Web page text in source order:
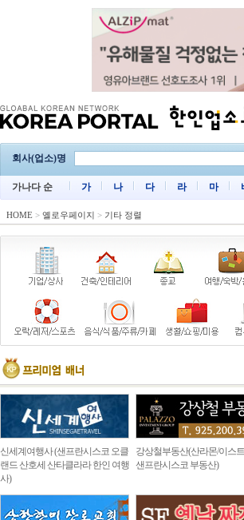
회사(업소)명
가나다 순 가 나 다 라 마
HOME > 옐로우페이지 > 기타 정렬
신세계여행사 (샌프란시스코 오클
랜드 산호세 산타클라라 한인 여행
사)
강상철부동산(산라몬/이스
샌프란시스코 부동산)